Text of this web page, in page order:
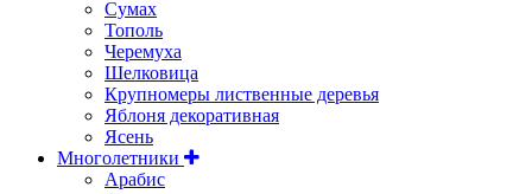
Сумах
Тополь
Черемуха
Шелковица
Крупномеры лиственные деревья
Яблоня декоративная
Ясень
Многолетники
Арабис